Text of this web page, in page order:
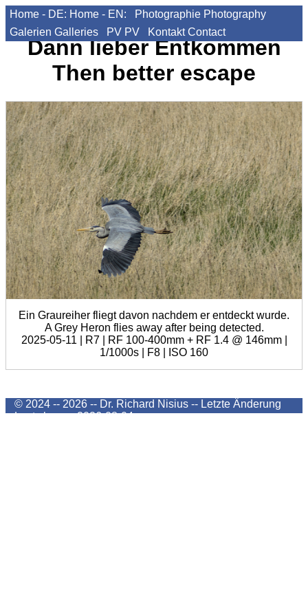
Home - DE: Home - EN: Photographie Photography
Galerien Galleries PV PV Kontakt Contact
Dann lieber Entkommen
Then better escape
Ein Graureiher fliegt davon nachdem er entdeckt wurde.
A Grey Heron flies away after being detected.
2025-05-11 | R7 | RF 100-400mm + RF 1.4 @ 146mm |
1/1000s | F8 | ISO 160
© 2024 -- 2026 -- Dr. Richard Nisius -- Letzte Änderung
Last change2026-08-04